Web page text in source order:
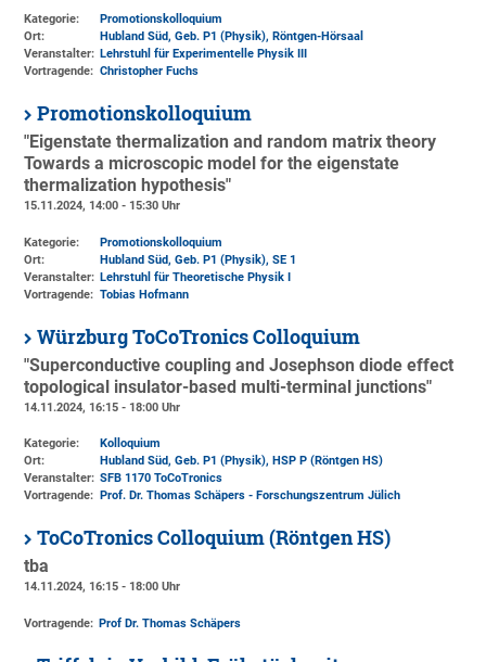
Kategorie:
Promotionskolloquium
Ort:
Hubland Süd, Geb. P1 (Physik), Röntgen-Hörsaal
Veranstalter: Lehrstuhl für Experimentelle Physik III
Vortragende: Christopher Fuchs
Promotionskolloquium
"Eigenstate thermalization and random matrix theory
Towards a microscopic model for the eigenstate
thermalization hypothesis"
15.11.2024, 14:00 - 15:30 Uhr
Kategorie:
Promotionskolloquium
Ort:
Hubland Süd, Geb. P1 (Physik), SE 1
Veranstalter: Lehrstuhl für Theoretische Physik I
Vortragende: Tobias Hofmann
Würzburg ToCoTronics Colloquium
"Superconductive coupling and Josephson diode effect
topological insulator-based multi-terminal junctions"
14.11.2024, 16:15 - 18:00 Uhr
Kategorie:
Kolloquium
Ort:
Hubland Süd, Geb. P1 (Physik), HSP P (Röntgen HS)
Veranstalter: SFB 1170 ToCoTronics
Vortragende:
Prof. Dr. Thomas Schäpers - Forschungszentrum Jülich
ToCoTronics Colloquium (Röntgen HS)
tba
14.11.2024, 16:15 - 18:00 Uhr
Vortragende: Prof Dr. Thomas Schäpers